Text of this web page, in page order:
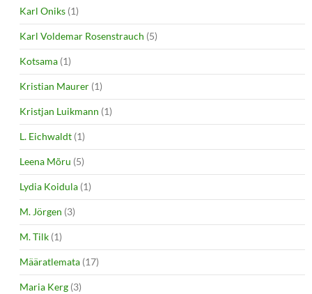
Karl Oniks (1)
Karl Voldemar Rosenstrauch (5)
Kotsama (1)
Kristian Maurer (1)
Kristjan Luikmann (1)
L. Eichwaldt (1)
Leena Mõru (5)
Lydia Koidula (1)
M. Jörgen (3)
M. Tilk (1)
Määratlemata (17)
Maria Kerg (3)